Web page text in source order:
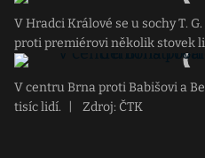
V Hradci Králové se u sochy T.
proti premiérovi několik stovek
V centru Brna proti Babišovi a
tisíc lidí.
Zdroj: ČTK